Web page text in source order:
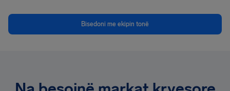
Bisedoni me ekipin tonë